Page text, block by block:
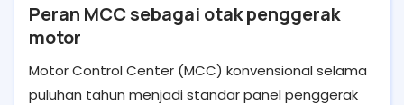
Peran MCC sebagai otak penggerak
motor
Motor Control Center (MCC) konvensional selama
puluhan tahun menjadi standar panel penggerak